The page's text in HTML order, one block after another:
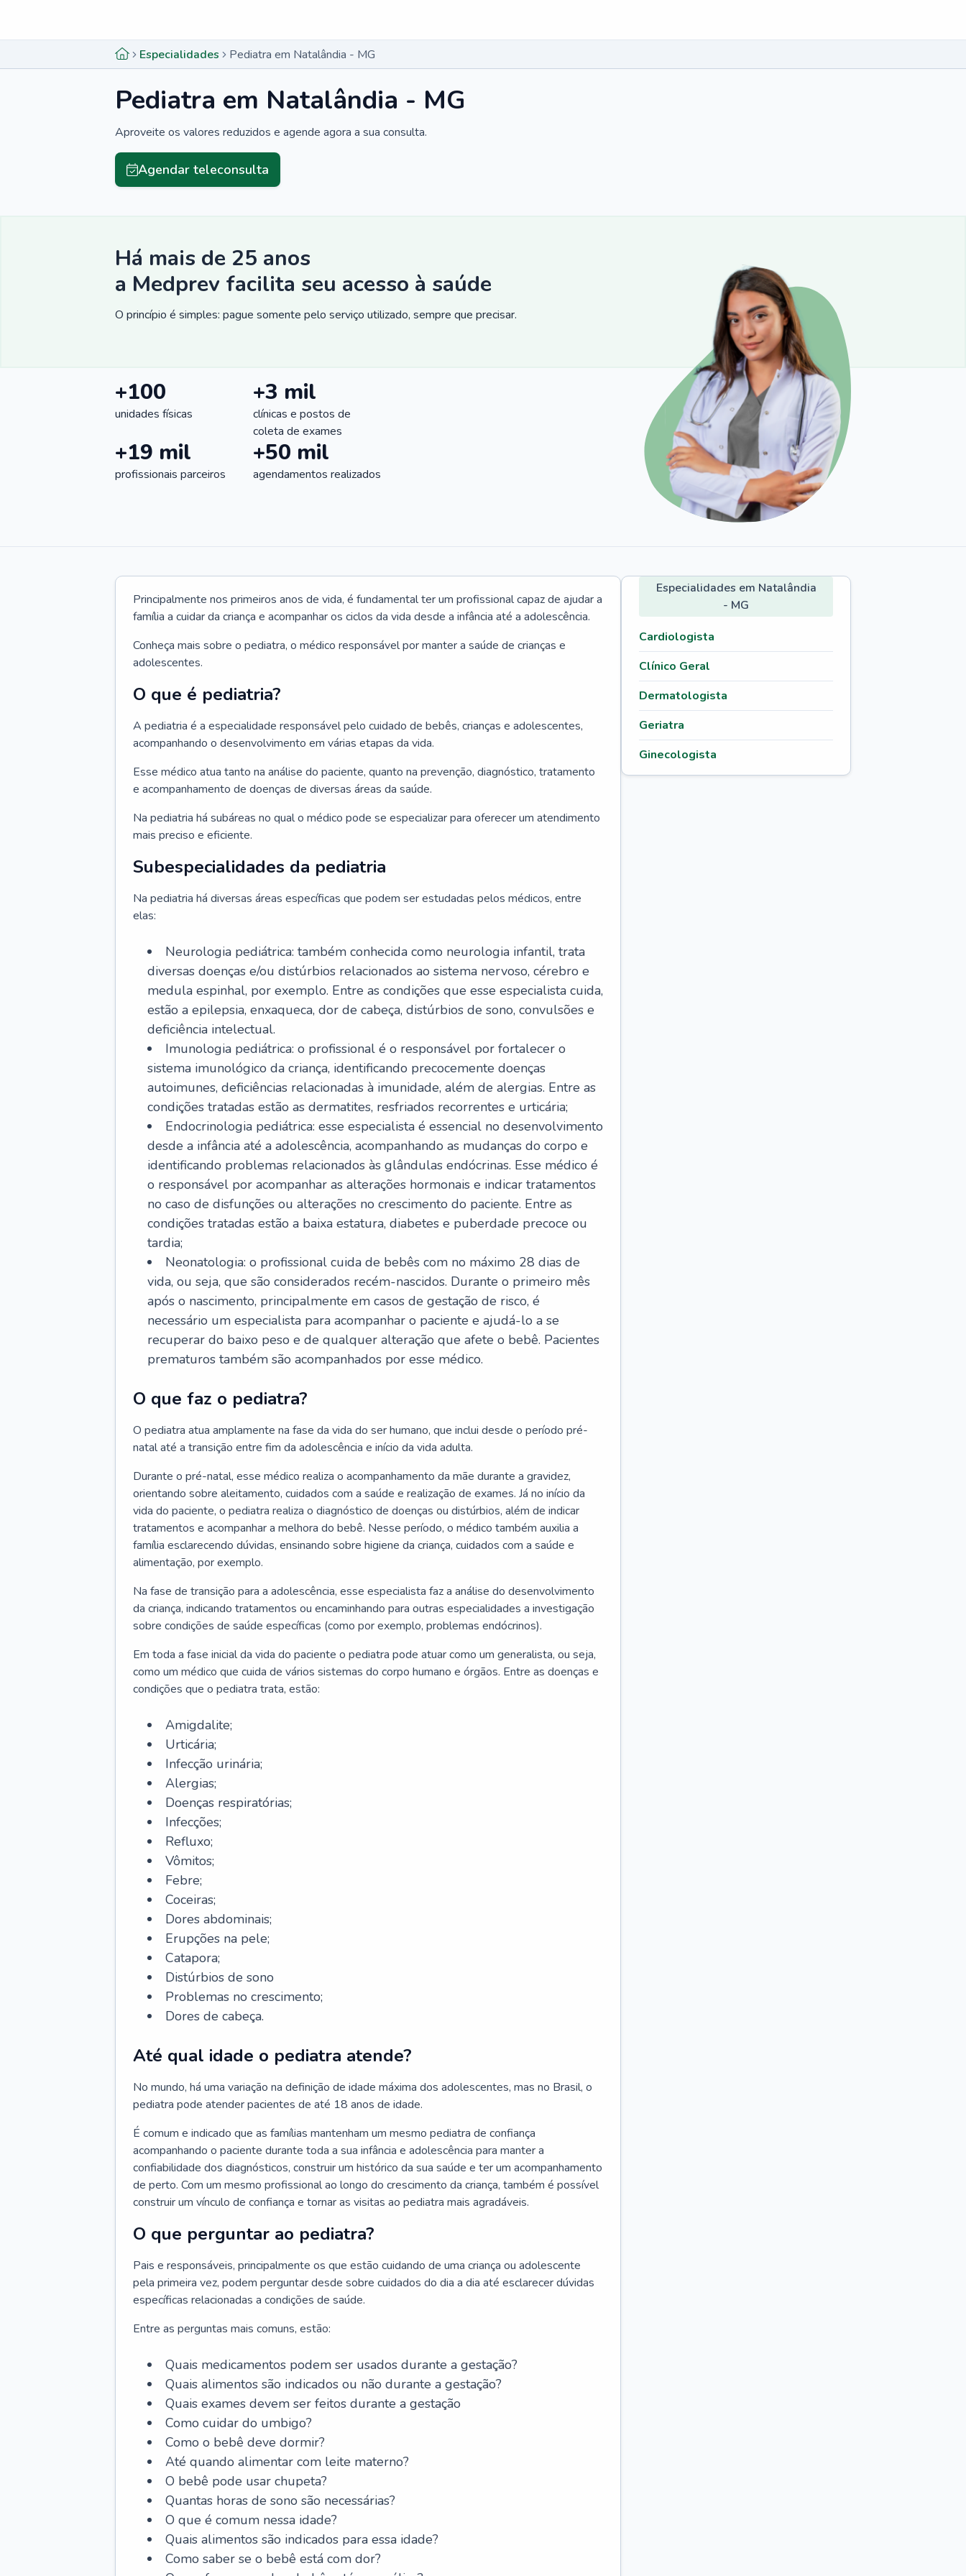
Especialidades Pediatra em Natalândia - MG
Pediatra em Natalândia - MG
Aproveite os valores reduzidos e agende agora a sua consulta.
Agendar teleconsulta
Há mais de 25 anos
a Medprev facilita seu acesso à saúde
O princípio é simples: pague somente pelo serviço utilizado, sempre que precisar.
+100
unidades físicas
+3 mil
clínicas e postos de
coleta de exames
+19 mil
profissionais parceiros
+50 mil
agendamentos realizados
Principalmente nos primeiros anos de vida, é fundamental ter um profissional capaz de ajudar a
família a cuidar da criança e acompanhar os ciclos da vida desde a infância até a adolescência.
Conheça mais sobre o pediatra, o médico responsável por manter a saúde de crianças e
adolescentes.
O que é pediatria?
A pediatria é a especialidade responsável pelo cuidado de bebês, crianças e adolescentes,
acompanhando o desenvolvimento em várias etapas da vida.
Esse médico atua tanto na análise do paciente, quanto na prevenção, diagnóstico, tratamento
e acompanhamento de doenças de diversas áreas da saúde.
Na pediatria há subáreas no qual o médico pode se especializar para oferecer um atendimento
mais preciso e eficiente.
Subespecialidades da pediatria
Na pediatria há diversas áreas específicas que podem ser estudadas pelos médicos, entre
elas:
Neurologia pediátrica: também conhecida como neurologia infantil, trata
diversas doenças e/ou distúrbios relacionados ao sistema nervoso, cérebro e
medula espinhal, por exemplo. Entre as condições que esse especialista cuida,
estão a epilepsia, enxaqueca, dor de cabeça, distúrbios de sono, convulsões e
deficiência intelectual.
Imunologia pediátrica: o profissional é o responsável por fortalecer o
sistema imunológico da criança, identificando precocemente doenças
autoimunes, deficiências relacionadas à imunidade, além de alergias. Entre as
condições tratadas estão as dermatites, resfriados recorrentes e urticária;
Endocrinologia pediátrica: esse especialista é essencial no desenvolvimento
desde a infância até a adolescência, acompanhando as mudanças do corpo e
identificando problemas relacionados às glândulas endócrinas. Esse médico é
o responsável por acompanhar as alterações hormonais e indicar tratamentos
no caso de disfunções ou alterações no crescimento do paciente. Entre as
condições tratadas estão a baixa estatura, diabetes e puberdade precoce ou
tardia;
Neonatologia: o profissional cuida de bebês com no máximo 28 dias de
vida, ou seja, que são considerados recém-nascidos. Durante o primeiro mês
após o nascimento, principalmente em casos de gestação de risco, é
necessário um especialista para acompanhar o paciente e ajudá-lo a se
recuperar do baixo peso e de qualquer alteração que afete o bebê. Pacientes
prematuros também são acompanhados por esse médico.
O que faz o pediatra?
O pediatra atua amplamente na fase da vida do ser humano, que inclui desde o período pré-
natal até a transição entre fim da adolescência e início da vida adulta.
Durante o pré-natal, esse médico realiza o acompanhamento da mãe durante a gravidez,
orientando sobre aleitamento, cuidados com a saúde e realização de exames. Já no início da
vida do paciente, o pediatra realiza o diagnóstico de doenças ou distúrbios, além de indicar
tratamentos e acompanhar a melhora do bebê. Nesse período, o médico também auxilia a
família esclarecendo dúvidas, ensinando sobre higiene da criança, cuidados com a saúde e
alimentação, por exemplo.
Na fase de transição para a adolescência, esse especialista faz a análise do desenvolvimento
da criança, indicando tratamentos ou encaminhando para outras especialidades a investigação
sobre condições de saúde específicas (como por exemplo, problemas endócrinos).
Em toda a fase inicial da vida do paciente o pediatra pode atuar como um generalista, ou seja,
como um médico que cuida de vários sistemas do corpo humano e órgãos. Entre as doenças e
condições que o pediatra trata, estão:
Amigdalite;
Urticária;
Infecção urinária;
Alergias;
Doenças respiratórias;
Infecções;
Refluxo;
Vômitos;
Febre;
Coceiras;
Dores abdominais;
Erupções na pele;
Catapora;
Distúrbios de sono
Problemas no crescimento;
Dores de cabeça.
Até qual idade o pediatra atende?
No mundo, há uma variação na definição de idade máxima dos adolescentes, mas no Brasil, o
pediatra pode atender pacientes de até 18 anos de idade.
É comum e indicado que as famílias mantenham um mesmo pediatra de confiança
acompanhando o paciente durante toda a sua infância e adolescência para manter a
confiabilidade dos diagnósticos, construir um histórico da sua saúde e ter um acompanhamento
de perto. Com um mesmo profissional ao longo do crescimento da criança, também é possível
construir um vínculo de confiança e tornar as visitas ao pediatra mais agradáveis.
O que perguntar ao pediatra?
Pais e responsáveis, principalmente os que estão cuidando de uma criança ou adolescente
pela primeira vez, podem perguntar desde sobre cuidados do dia a dia até esclarecer dúvidas
específicas relacionadas a condições de saúde.
Entre as perguntas mais comuns, estão:
Quais medicamentos podem ser usados durante a gestação?
Quais alimentos são indicados ou não durante a gestação?
Quais exames devem ser feitos durante a gestação
Como cuidar do umbigo?
Como o bebê deve dormir?
Até quando alimentar com leite materno?
O bebê pode usar chupeta?
Quantas horas de sono são necessárias?
O que é comum nessa idade?
Quais alimentos são indicados para essa idade?
Como saber se o bebê está com dor?
Especialidades em Natalândia
- MG
Cardiologista
Clínico Geral
Dermatologista
Geriatra
Ginecologista